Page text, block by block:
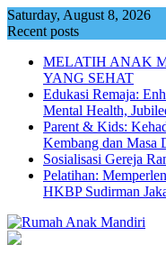
Skip
to
Saturday, August 8, 2026
Recent posts
MELATIH ANAK
YANG SEHAT
Edukasi Remaja:
Mental Health,
Parent & Kids:
Kembang dan Masa
Sosialisasi Gereja
Pelatihan:
HKBP Sudirman